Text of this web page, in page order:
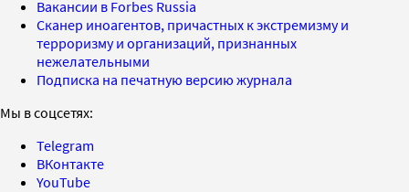
Вакансии в Forbes Russia
Сканер иноагентов, причастных к экстремизму и
терроризму и организаций, признанных
нежелательными
Подписка на печатную версию журнала
Мы в соцсетях:
Telegram
ВКонтакте
YouTube